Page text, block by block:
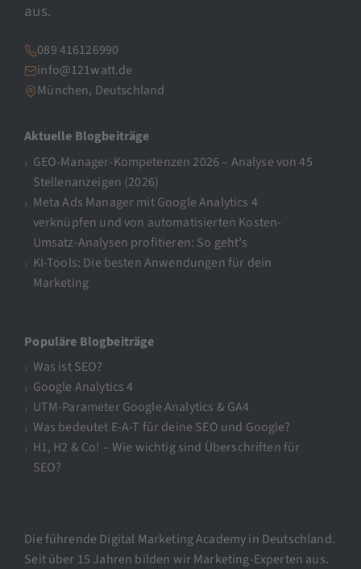
aus.
089 416126990
info@121watt.de
München, Deutschland
Aktuelle Blogbeiträge
GEO-Manager-Kompetenzen 2026 – Analyse von 45
Stellenanzeigen (2026)
Meta Ads Manager mit Google Analytics 4
verknüpfen und von automatisierten Kosten-
Umsatz-Analysen profitieren: So geht’s
KI-Tools: Die besten Anwendungen für dein
Marketing
Populäre Blogbeiträge
Was ist SEO?
Google Analytics 4
UTM-Parameter Google Analytics & GA4
Was bedeutet E-A-T für deine SEO und Google?
H1, H2 & Co! – Wie wichtig sind Überschriften für
SEO?
Die führende Digital Marketing Academy in Deutschland.
Seit über 15 Jahren bilden wir Marketing-Experten aus.